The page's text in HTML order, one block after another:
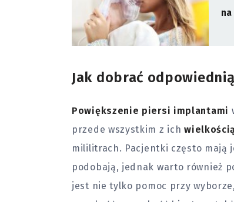
Jak dobrać
Powiększenie piersi implantami
przede wszystkim z ich
mililitrach. Pacjentki często mają
podobają, jednak warto również
jest nie tylko pomoc przy